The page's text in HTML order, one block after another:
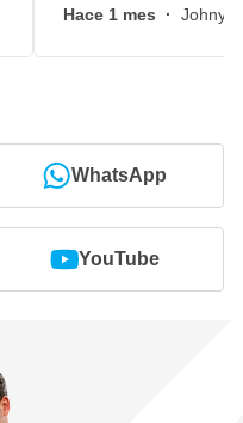
Hace 1 mes · Johny,
WhatsApp
YouTube